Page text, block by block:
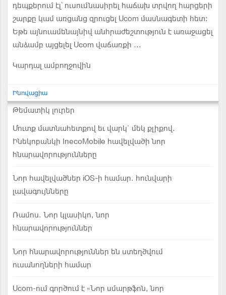
դեպքերում էլ՝ ուսումնասիրել հաճախ տրվող հարցերի
շարքը կամ առցանց զրուցել Ucom մասնագետի հետ:
Եթե այնուամենայնիվ անհրաժեշտություն է առաջացել
անձամբ այցելել Ucom վաճառքի ...
Կարդալ ամբողջովին
Ինովացիա
Թեմատիկ լուրեր
Մուտք մատնահետքով եւ վարկ` մեկ քլիքով.
Ինեկոբանկի InecoMobile հավելվածի նոր
հնարավորությունները
Նոր հավելվածներ iOS-ի համար. հունվարի
լավագույնները
Ռամոս. Նոր կլասիկո, նոր
հնարավորություններ
Նոր հնարավորություններ են ստեղծվում
ուսանողների համար
Ucom-ում գործում է «Նոր սմարթֆոն, նոր